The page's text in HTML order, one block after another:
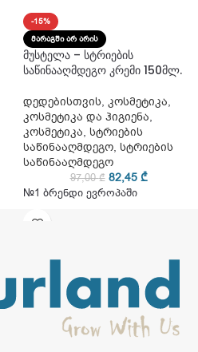
-15%
ᲛᲐᲠᲐᲒᲨᲘ ᲐᲠ ᲐᲠᲘᲡ
მუსტელა – სტრიების
საწინააღმდეგო კრემი 150მლ.
დედებისთვის, კოსმეტიკა,
კოსმეტიკა და ჰიგიენა,
კოსმეტიკა, სტრიების
საწინააღმდეგო, სტრიების
საწინააღმდეგო
97,00₾ 82,45 ₾
№1 ბრენდი ევროპაში